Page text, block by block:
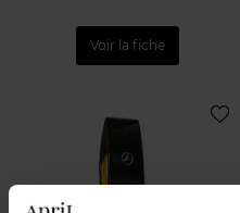
Voir la fiche